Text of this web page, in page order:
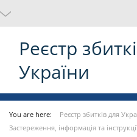
Реєстр
України
You are here: Реєстр збитків для
Застереження, інформація та